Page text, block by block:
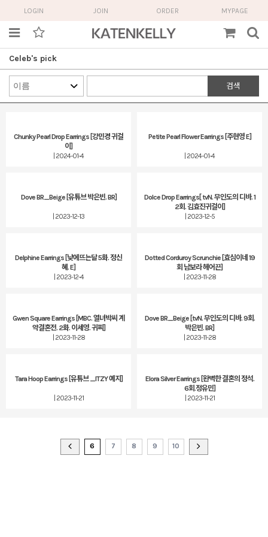
LOGIN JOIN ORDER MYPAGE
Celeb's pick
검색
Chunky Pearl Drop Earrings [강민경 귀걸
이]
| 2024-01-4
Petite Pearl Flower Earrings [주현영 E]
| 2024-01-4
Dove BR_Beige [유튜브 박은빈. BR]
| 2023-12-13
Dolce Drop Earrings[ tvN. 무인도의 디바. 1
2회. 김효진귀걸이]
| 2023-12-5
Delphine Earrings [낮에뜨는달 5화. 정신
혜. E]
| 2023-12-4
Dotted Corduroy Scrunchie [효심이네 19
회 남보라 헤어끈]
| 2023-11-28
Gwen Square Earrings [MBC. 열녀박씨 계
약결혼전. 2화. 이세영. 귀찌]
| 2023-11-28
Dove BR_Beige [tvN. 무인도의 디바. 9회.
박은빈. BR]
| 2023-11-28
Tara Hoop Earrings [유튜브 _ITZY 예지]
| 2023-11-21
Elora Silver Earrings [완벽한 결혼의 정석.
6회.정유민]
| 2023-11-21
6 7 8 9 10